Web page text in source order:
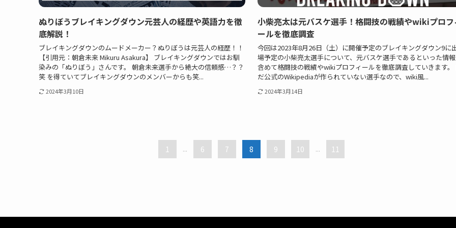
ぬりぼうブレイキングダウン元芸人の経歴や英語力を徹
底解説！
ブレイキングダウンのムードメーカー？ぬりぼうは元芸人の経歴！！
【引用元：朝倉未来 Mikuru Asakura】 ブレイキングダウンではお馴
染みの「ぬりぼう」さんです。 朝倉未来選手から絶大の信頼感…？？
笑 を得ていてブレイキングダウンのメンバーからも笑...
2024年3月10日
小柴亮太は元バスケ選手！格闘技の戦績やwikiプロフ
ールを徹底調査
今回は2023年8月26日（土）に開催予定のブレイキングダウン9に
場予定の小柴亮太選手について、元バスケ選手であるといった情
含めて格闘技の戦績やwikiプロフィールを徹底調査していきます。
だ公式のWikipediaが作られていない選手なので、wiki風...
2024年3月14日
1 ... 6 7 8 9 10 ... 11